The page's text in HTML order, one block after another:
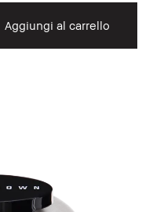
Aggiungi al carrello